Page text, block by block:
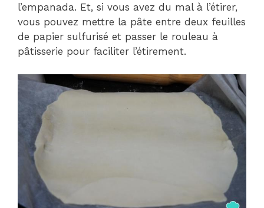
l’empanada. Et, si vous avez du mal à l’étirer,
vous pouvez mettre la pâte entre deux feuilles
de papier sulfurisé et passer le rouleau à
pâtisserie pour faciliter l’étirement.